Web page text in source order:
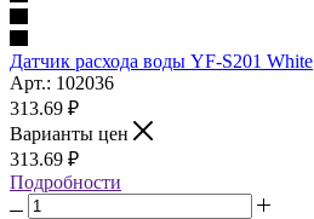
Датчик расхода воды YF-S201 White
Арт.: 102036
313.69 ₽
Варианты цен
313.69 ₽
Подробности